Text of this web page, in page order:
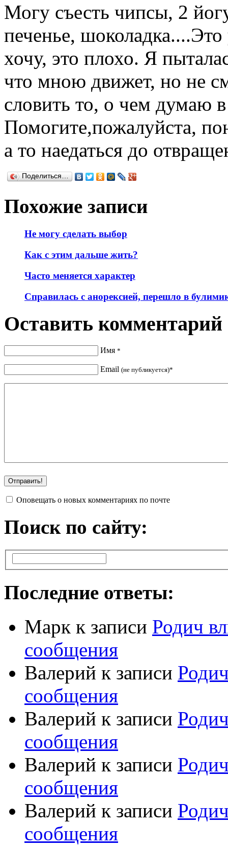
Могу съесть чипсы, 2
печенье,
хочу, это плохо. Я
что мною движет, но не
словить то, о чем думаю
Помогите,пожалуйста,
а то наедаться до
Поделиться…
Похожие записи
Не могу сделать выбор
Как с этим дальше жить?
Часто меняется характер
Справилась с анорексией, перешло в
Оставить комментарий
Имя *
Email (не публикуется)*
Оповещать о новых комментариях по почте
Поиск по сайту:
Последние ответы:
Марк к записи Родич
сообщения
Валерий к записи
сообщения
Валерий к записи
сообщения
Валерий к записи
сообщения
Валерий к записи
сообщения